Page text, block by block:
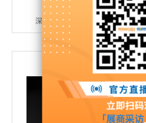
智慧微断
深圳曼顿科技有限公司